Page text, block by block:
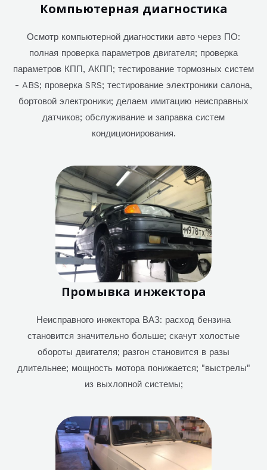
Компьютерная диагностика
Осмотр компьютерной диагностики авто через ПО:
полная проверка параметров двигателя; проверка
параметров КПП, АКПП; тестирование тормозных систем
- ABS; проверка SRS; тестирование электроники салона,
бортовой электроники; делаем имитацию неисправных
датчиков; обслуживание и заправка систем
кондиционирования.
Промывка инжектора
Неисправного инжектора ВАЗ: расход бензина
становится значительно больше; скачут холостые
обороты двигателя; разгон становится в разы
длительнее; мощность мотора понижается; "выстрелы"
из выхлопной системы;